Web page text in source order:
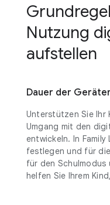
Nutzung
aufstellen
Dauer der
Unterstützen Sie Ihr
Umgang mit den
entwickeln. In
festlegen und für
für den Schulmodus
helfen Sie Ihrem